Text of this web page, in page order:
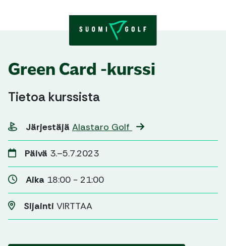
Green Card -kurssi
Tietoa kurssista
Järjestäjä Alastaro Golf
Päivä 3.–5.7.2023
Aika 18:00 - 21:00
Sijainti VIRTTAA